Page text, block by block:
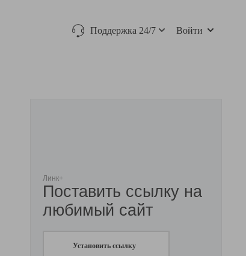
Поддержка 24/7 Войти
Линк+
Поставить ссылку на
любимый сайт
Установить ссылку